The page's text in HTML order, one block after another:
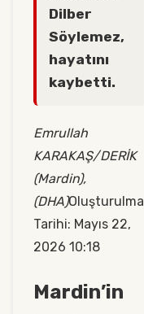
Dilber
Söylemez,
hayatını
kaybetti.
Emrullah
KARAKAŞ/DERİK
(Mardin),
(DHA)Oluşturulma
Tarihi: Mayıs 22,
2026 10:18
Mardin’in